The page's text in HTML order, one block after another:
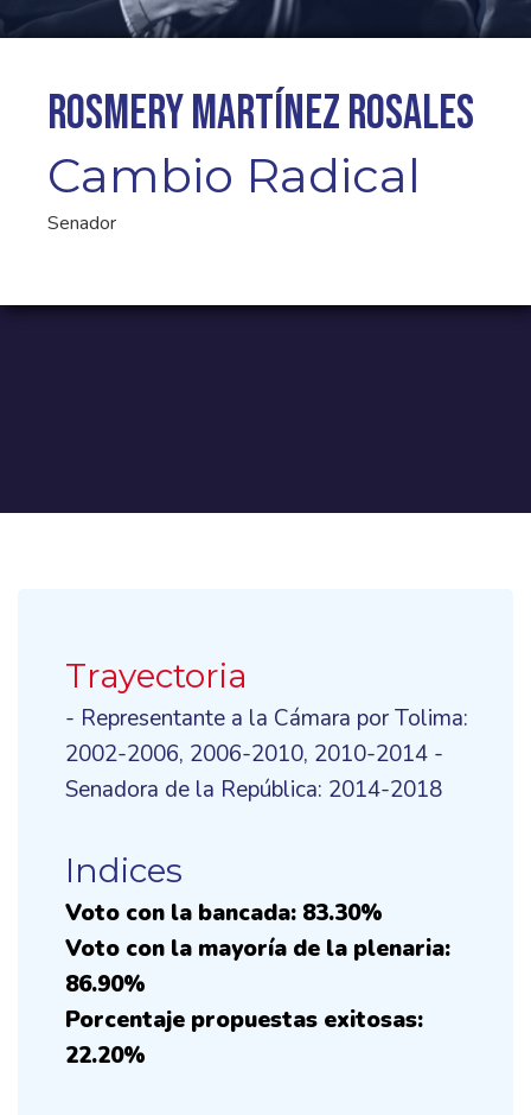
Rosmery Martínez Rosales
Cambio Radical
Senador
Trayectoria
- Representante a la Cámara por Tolima:
2002-2006, 2006-2010, 2010-2014 -
Senadora de la República: 2014-2018
Indices
Voto con la bancada: 83.30%
Voto con la mayoría de la plenaria:
86.90%
Porcentaje propuestas exitosas:
22.20%